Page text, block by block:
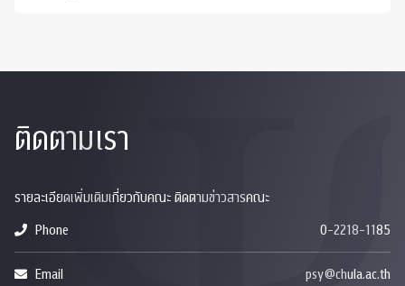
ติดตามเรา
รายละเอียดเพิ่มเติมเกี่ยวกับคณะ ติดตามข่าวสารคณะ
Phone
0-2218-1185
Email psy@chula.ac.th